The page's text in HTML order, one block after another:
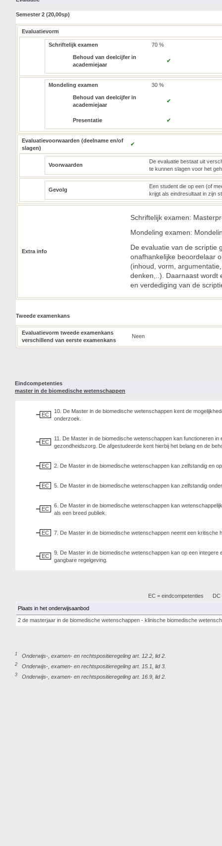
Semester 2 (20,00sp)
Evaluatievorm
Schriftelijk examen 70 %
Behoud van deelcijfer in
academiejaar
✔
Mondeling examen 30 %
Behoud van deelcijfer in
academiejaar
✔
Presentatie ✔
Evaluatievoorwaarden (deelname en/of
slagen)
✔
Voorwaarden
De evaluatie bestaat uit
te kunnen slagen voor het
Gevolg
Een student die op een (of
krijgt als eindresultaat in zijn
Extra info
Schriftelijk examen:
Mondeling examen:
De evaluatie van de scriptie
onafhankelijke beoordelaar
(inhoud, vorm,
denken,..). Daarnaast wordt
en verdediging van de
Tweede examenkans
Evaluatievorm tweede examenkans
verschillend van eerste examenkans
Neen
Eindcompetenties
master in de biomedische wetenschappen
EC
10. De Master in de biomedische wetenschappen kent de
onderzoek.
EC
11. De Master in de biomedische wetenschappen kan functioneren
gezondheidszorg. De afgestudeerde kent hierbij het belang en de
EC 2. De Master in de biomedische wetenschappen kan zelfstandig en
EC 5. De Master in de biomedische wetenschappen kan zelfstandig
EC
6. De Master in de biomedische wetenschappen kan
als een breed publiek.
EC 7. De Master in de biomedische wetenschappen neemt een
EC
9. De Master in de biomedische wetenschappen kan op een
gangbare regelgeving.
EC = eindcompetenties DC
Plaats in het onderwijsaanbod
2 de masterjaar in de biomedische wetenschappen - klinische biomedische
1 Onderwijs-, examen- en rechtspositieregeling art. 12.2, lid 2.
2 Onderwijs-, examen- en rechtspositieregeling art. 15.1, lid 3.
3 Onderwijs-, examen- en rechtspositieregeling art. 16.9, lid 2.